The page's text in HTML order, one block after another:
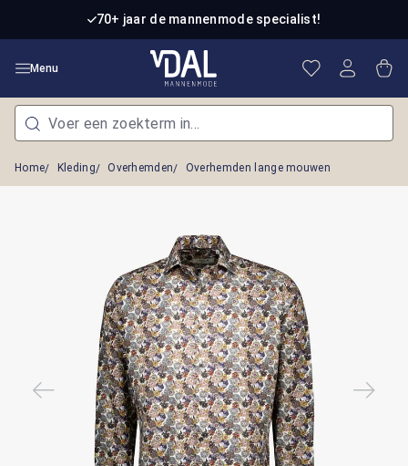
Ga naar de hoofdinhoud70+ jaar de mannenmode specialist!
Menu Je hebt 0
Home Kleding Overhemden Overhemden lange mouwen